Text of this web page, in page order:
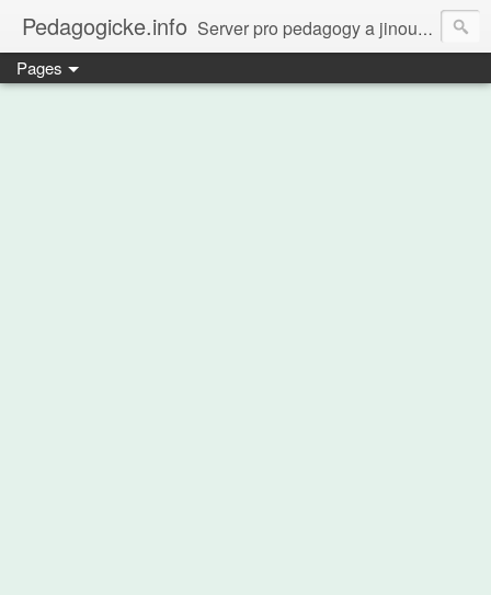
Pedagogicke.info Server pro pedagogy a jinou zvířenu
Pages